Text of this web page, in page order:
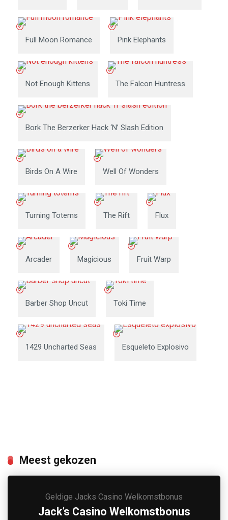
Full Moon Romance Pink Elephants
Not Enough Kittens The Falcon Huntress
Bork The Berzerker Hack ‘n’ Slash Edition
Birds On A Wire Well Of Wonders
Turning Totems The Rift Flux
Arcader Magicious Fruit Warp
Barber Shop Uncut Toki Time
1429 Uncharted Seas Esqueleto Explosivo
Meest gekozen
Geldige Jacks Casino Welkomstbonus
Jack’s Casino Welkomstbonus